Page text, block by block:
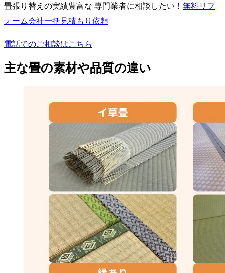
畳張り替えの実績豊富な 専門業者に相談したい！ 無料リフ
ォーム会社一括見積もり依頼
電話でのご相談はこちら
主な畳の素材や品質の違い